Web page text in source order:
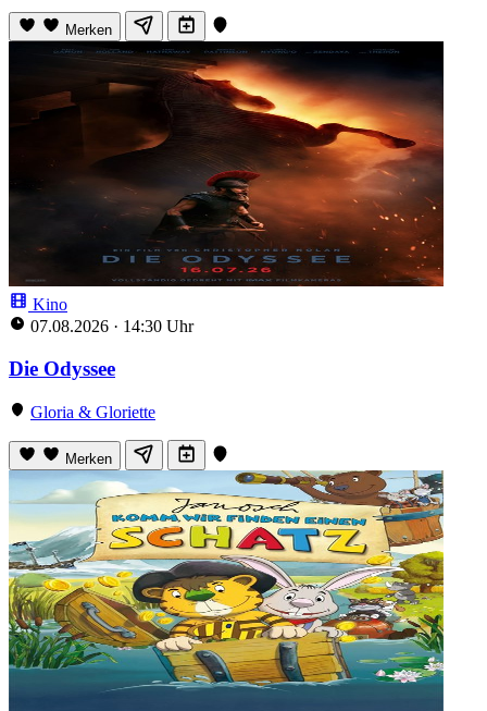
Merken
Kino
07.08.2026 · 14:30 Uhr
Die Odyssee
Gloria & Gloriette
Merken